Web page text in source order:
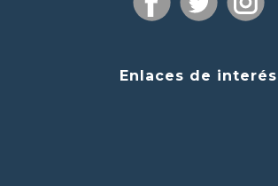
Enlaces de interés